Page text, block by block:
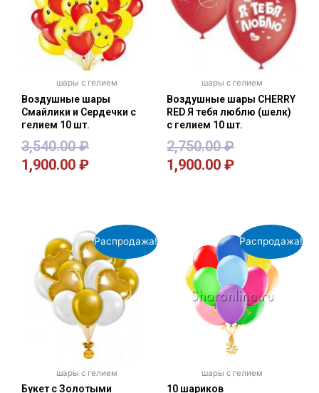
шары с гелием
Воздушные шары
Смайлики и Сердечки с
гелием 10 шт.
3,540.00₽
1,900.00 ₽
шары с гелием
Воздушные шары CHERRY
RED Я тебя люблю (шелк)
с гелием 10 шт.
2,750.00₽
1,900.00 ₽
Распродажа!
шары с гелием
Букет с Золотыми
Распродажа!
шары с гелием
10 шариков